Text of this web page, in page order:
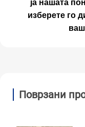
ја нашата
изберете го
Поврзани